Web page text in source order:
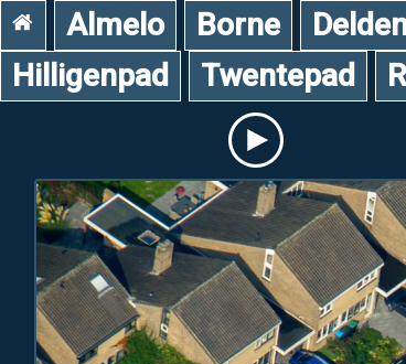
Almelo Borne
Hilligenpad
Twentepad